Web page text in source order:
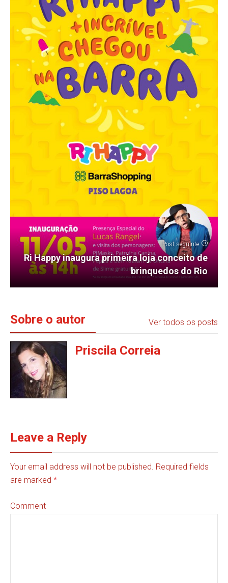
Post seguinte
Ri Happy inaugura primeira loja conceito de
brinquedos do Rio
Sobre o autor Ver todos os posts
Priscila Correia
Leave a Reply
Your email address will not be published. Required fields
are marked *
Comment